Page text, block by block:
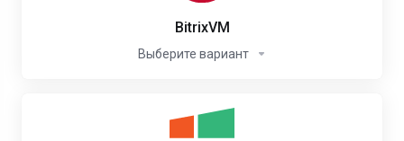
BitrixVM
Выберите вариант